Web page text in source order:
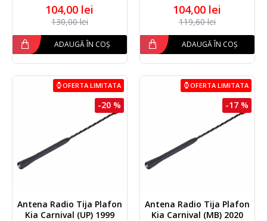
104,00 lei
130,00 lei
ADAUGĂ ÎN COȘ
104,00 lei
119,60 lei
ADAUGĂ ÎN COȘ
OFERTA LIMITATA
-20 %
Antena Radio Tija Plafon
Kia Carnival (UP) 1999
OFERTA LIMITATA
-17 %
Antena Radio Tija Plafon
Kia Carnival (MB) 2020